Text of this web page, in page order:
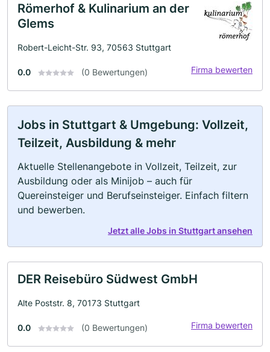
Römerhof & Kulinarium an der
Glems
Robert-Leicht-Str. 93, 70563 Stuttgart
0.0 (0 Bewertungen) Firma bewerten
Jobs in Stuttgart & Umgebung: Vollzeit,
Teilzeit, Ausbildung & mehr
Aktuelle Stellenangebote in Vollzeit, Teilzeit, zur
Ausbildung oder als Minijob – auch für
Quereinsteiger und Berufseinsteiger. Einfach filtern
und bewerben.
Jetzt alle Jobs in Stuttgart ansehen
DER Reisebüro Südwest GmbH
Alte Poststr. 8, 70173 Stuttgart
0.0 (0 Bewertungen) Firma bewerten